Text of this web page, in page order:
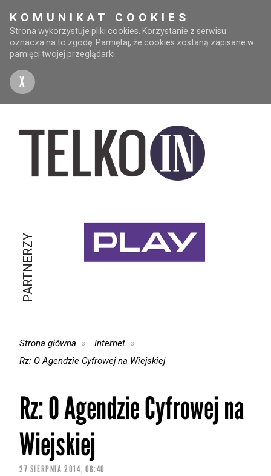
KOMUNIKAT COOKIES
Strona wykorzystuje pliki cookies. Korzystanie z serwisu
oznacza na to zgodę. Pamiętaj, że cookies zostaną zapisane w
pamięci twojej przeglądarki.
X
PARTNERZY
Strona główna
Internet
Rz: O Agendzie Cyfrowej na Wiejskiej
Rz: O Agendzie Cyfrowej na
Wiejskiej
27 SIERPNIA 2014, 08:40